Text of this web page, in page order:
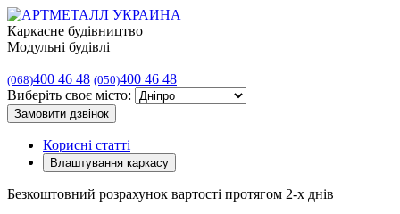
Каркасне будівництво
Модульні будівлі
(068)400 46 48 (050)400 46 48
Виберіть своє місто:
Замовити дзвінок
Корисні статті
Влаштування каркасу
Безкоштовний розрахунок вартості протягом 2-х днів